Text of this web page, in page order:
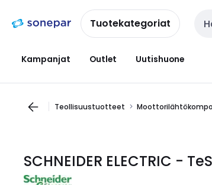
navigointiinsisältöönTuotekategoriat
Kampanjat Outlet Uutishuone
Teollisuustuotteet
SCHNEIDER ELECTRIC -